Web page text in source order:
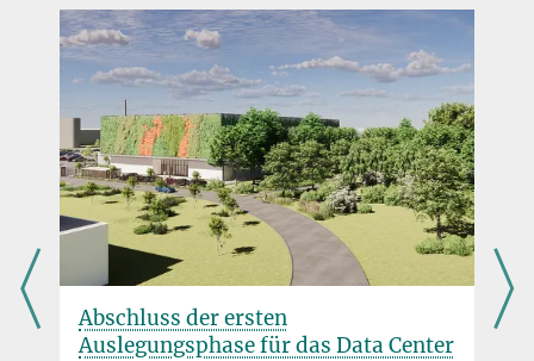
Warum ein neuer Campus?
Der Weg zum neuen Campus
Abschluss der ersten
Auslegungsphase für das Data Center